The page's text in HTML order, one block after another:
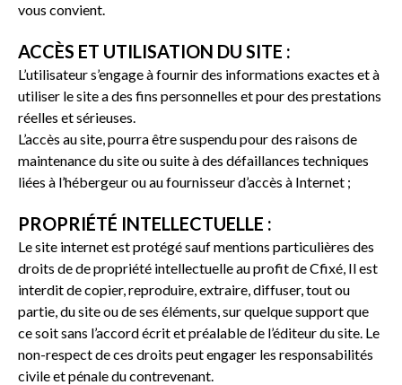
vous convient.
ACCÈS ET UTILISATION DU SITE :
L’utilisateur s’engage à fournir des informations exactes et à
utiliser le site a des fins personnelles et pour des prestations
réelles et sérieuses.
L’accès au site, pourra être suspendu pour des raisons de
maintenance du site ou suite à des défaillances techniques
liées à l’hébergeur ou au fournisseur d’accès à Internet ;
PROPRIÉTÉ INTELLECTUELLE :
Le site internet est protégé sauf mentions particulières des
droits de de propriété intellectuelle au profit de Cfixé, Il est
interdit de copier, reproduire, extraire, diffuser, tout ou
partie, du site ou de ses éléments, sur quelque support que
ce soit sans l’accord écrit et préalable de l’éditeur du site. Le
non-respect de ces droits peut engager les responsabilités
civile et pénale du contrevenant.